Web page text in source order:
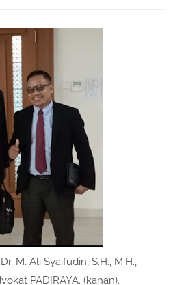
M. Ali Syaifudin, S.H., M.H.,
PADIRAYA. (kanan).